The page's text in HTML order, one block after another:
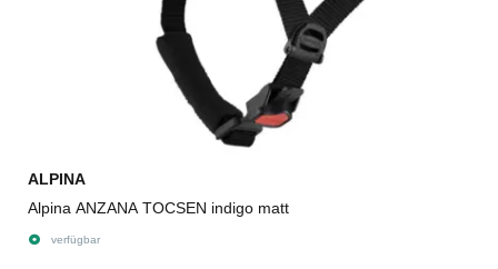
ALPINA
Alpina ANZANA TOCSEN indigo matt
verfügbar